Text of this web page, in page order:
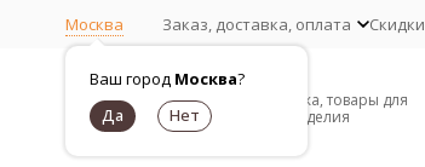
Москва
Ваш город Москва?
Заказ, доставка, оплата Скидки
Пряжа, товары для
рукоделия